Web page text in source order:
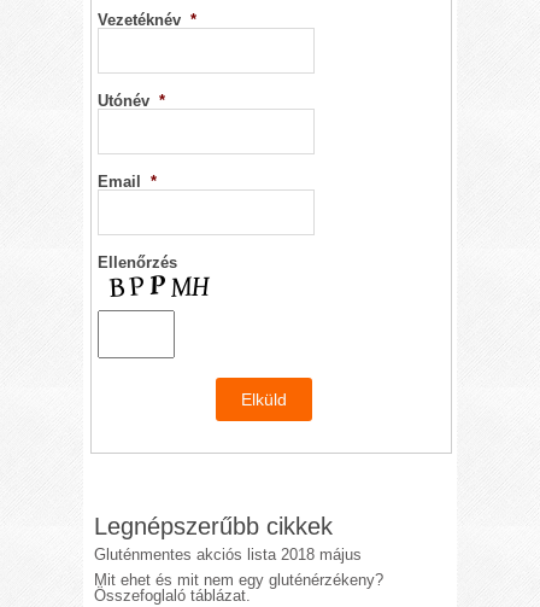
Vezetéknév *
Utónév *
Email *
Ellenőrzés
Legnépszerűbb cikkek
Gluténmentes akciós lista 2018 május
Mit ehet és mit nem egy gluténérzékeny?
Összefoglaló táblázat.